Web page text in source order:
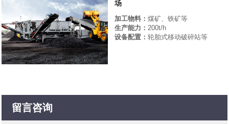
场
加工物料： 煤矿、铁矿等
生产能力： 200t/h
设备配置： 轮胎式移动破碎站等
留言咨询